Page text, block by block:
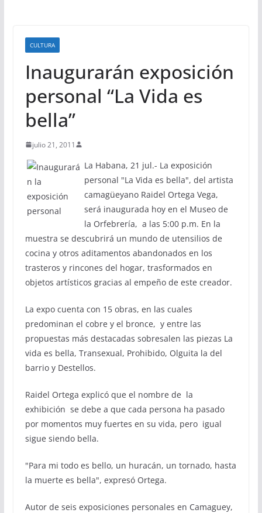
CULTURA
Inaugurarán exposición
personal “La Vida es
bella”
julio 21, 2011
La Habana, 21 jul.- La exposición
personal "La Vida es bella", del artista
camagüeyano Raidel Ortega Vega,
será inaugurada hoy en el Museo de
la Orfebrería, a las 5:00 p.m. En la
muestra se descubrirá un mundo de utensilios de
cocina y otros aditamentos abandonados en los
trasteros y rincones del hogar, trasformados en
objetos artísticos gracias al empeño de este creador.
La expo cuenta con 15 obras, en las cuales
predominan el cobre y el bronce, y entre las
propuestas más destacadas sobresalen las piezas La
vida es bella, Transexual, Prohibido, Olguita la del
barrio y Destellos.
Raidel Ortega explicó que el nombre de la
exhibición se debe a que cada persona ha pasado
por momentos muy fuertes en su vida, pero igual
sigue siendo bella.
"Para mi todo es bello, un huracán, un tornado, hasta
la muerte es bella", expresó Ortega.
Autor de seis exposiciones personales en Camaguey,